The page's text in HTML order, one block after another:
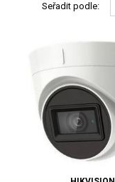
Seřadit podle: